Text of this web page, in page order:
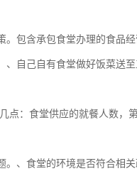
包含承包食堂办理的食品经
自己自有食堂做好饭菜送
点：食堂供应的就餐人数，
、食堂的环境是否符合相